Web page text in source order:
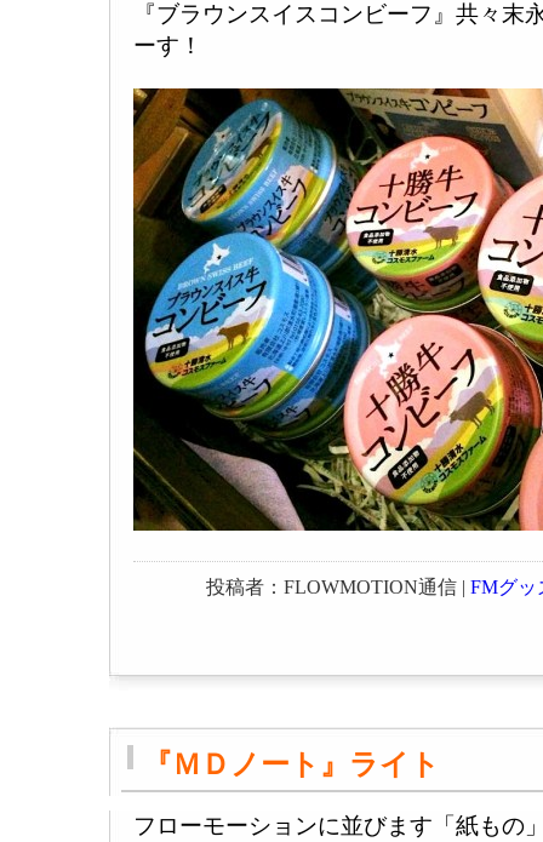
『ブラウンスイスコンビーフ』共々末
ーす！
投稿者：FLOWMOTION通信 | FMグッ
『ＭＤノート』ライト
フローモーションに並びます「紙もの